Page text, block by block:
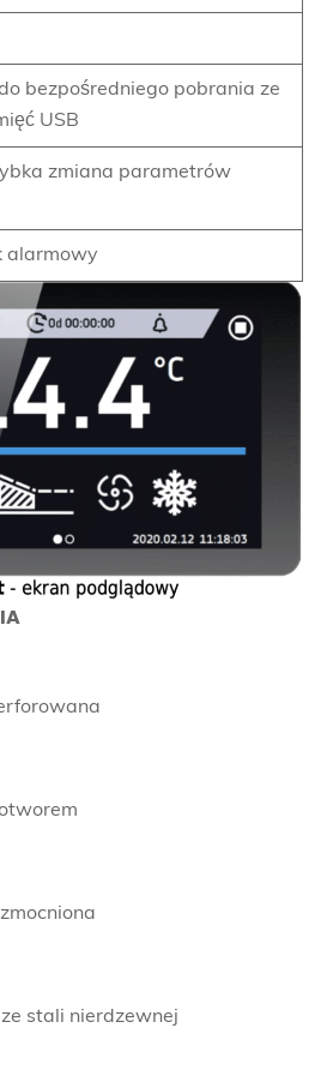
bezpośredniego pobrania ze
USB
zmiana parametrów
alarmowy
stali nierdzewnej